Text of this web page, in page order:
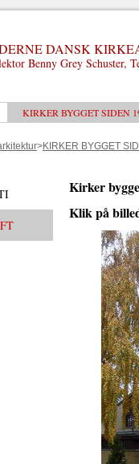
DANSK
Benny Grey Schuster,
KIRKER BYGGET SIDEN
>KIRKER BYGGET
Kirker
Klik på